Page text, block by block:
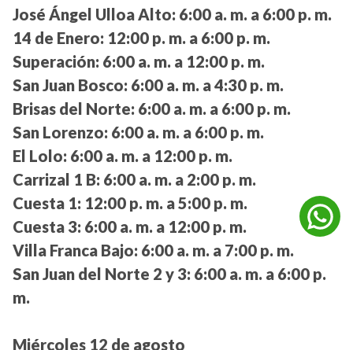
José Ángel Ulloa Alto: 6:00 a. m. a 6:00 p. m.
14 de Enero: 12:00 p. m. a 6:00 p. m.
Superación: 6:00 a. m. a 12:00 p. m.
San Juan Bosco: 6:00 a. m. a 4:30 p. m.
Brisas del Norte: 6:00 a. m. a 6:00 p. m.
San Lorenzo: 6:00 a. m. a 6:00 p. m.
El Lolo: 6:00 a. m. a 12:00 p. m.
Carrizal 1 B: 6:00 a. m. a 2:00 p. m.
Cuesta 1: 12:00 p. m. a 5:00 p. m.
Cuesta 3: 6:00 a. m. a 12:00 p. m.
Villa Franca Bajo: 6:00 a. m. a 7:00 p. m.
San Juan del Norte 2 y 3: 6:00 a. m. a 6:00 p.
m.
Miércoles 12 de agosto